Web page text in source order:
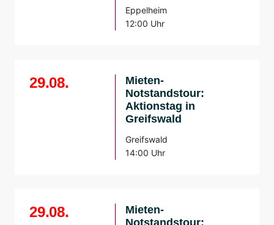
Eppelheim
12:00 Uhr
29.08.
Mieten-
Notstandstour:
Aktionstag in
Greifswald
Greifswald
14:00 Uhr
29.08.
Mieten-